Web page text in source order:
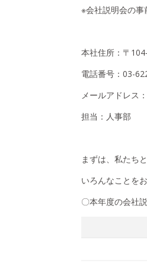
※会社説明会の事
本社住所：〒
電話番号： 03-
メールアドレス：
担当：人事部
まずは、私たち
いろんなことを
〇本年度の会社